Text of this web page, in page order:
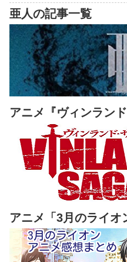
亜人の記事一覧
アニメ『ヴィンラン
アニメ「3月のライオ